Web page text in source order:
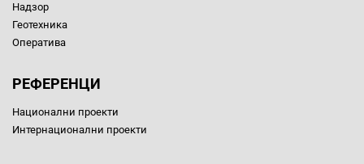
Надзор
Геотехника
Оператива
РЕФЕРЕНЦИ
Национални проекти
Интернационални проекти